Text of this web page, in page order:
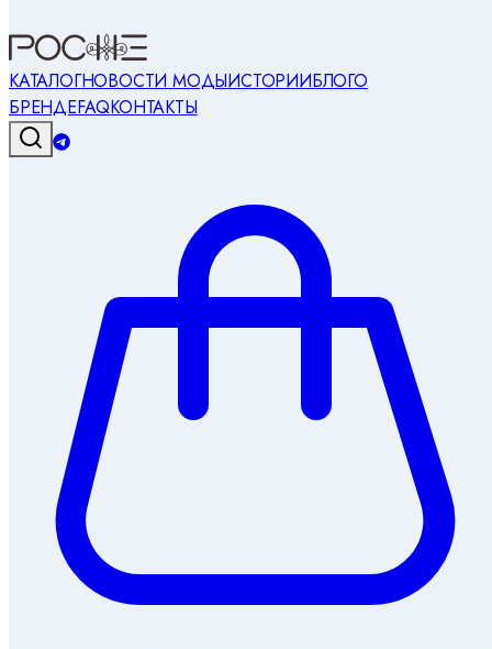
КАТАЛОГНОВОСТИ МОДЫИСТОРИИБЛОГО
БРЕНДЕFAQКОНТАКТЫ